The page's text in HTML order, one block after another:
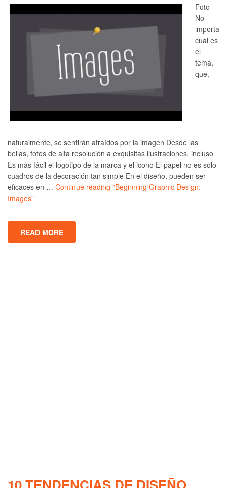
Foto
No
importa
cuál es
el
tema,
que,
naturalmente, se sentirán atraídos por la imagen Desde las
bellas, fotos de alta resolución a exquisitas ilustraciones, incluso
Es más fácil el logotipo de la marca y el icono El papel no es sólo
cuadros de la decoración tan simple En el diseño, pueden ser
eficaces en … Continue reading "Beginning Graphic Design:
Images"
READ MORE